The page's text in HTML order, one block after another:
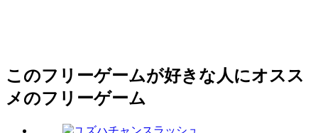
このフリーゲームが好きな人にオスス
メのフリーゲーム